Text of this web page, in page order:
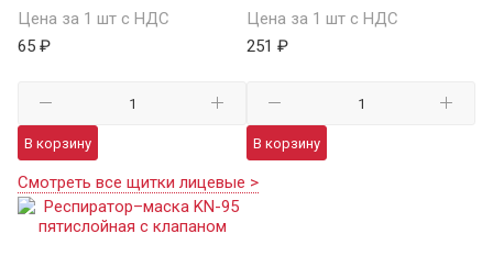
Цена за 1 шт с НДС
65 ₽
В корзину
Цена за 1 шт с НДС
251 ₽
В корзину
Смотреть все щитки лицевые >